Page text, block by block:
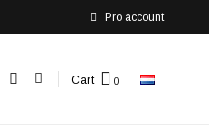
Pro account
Cart